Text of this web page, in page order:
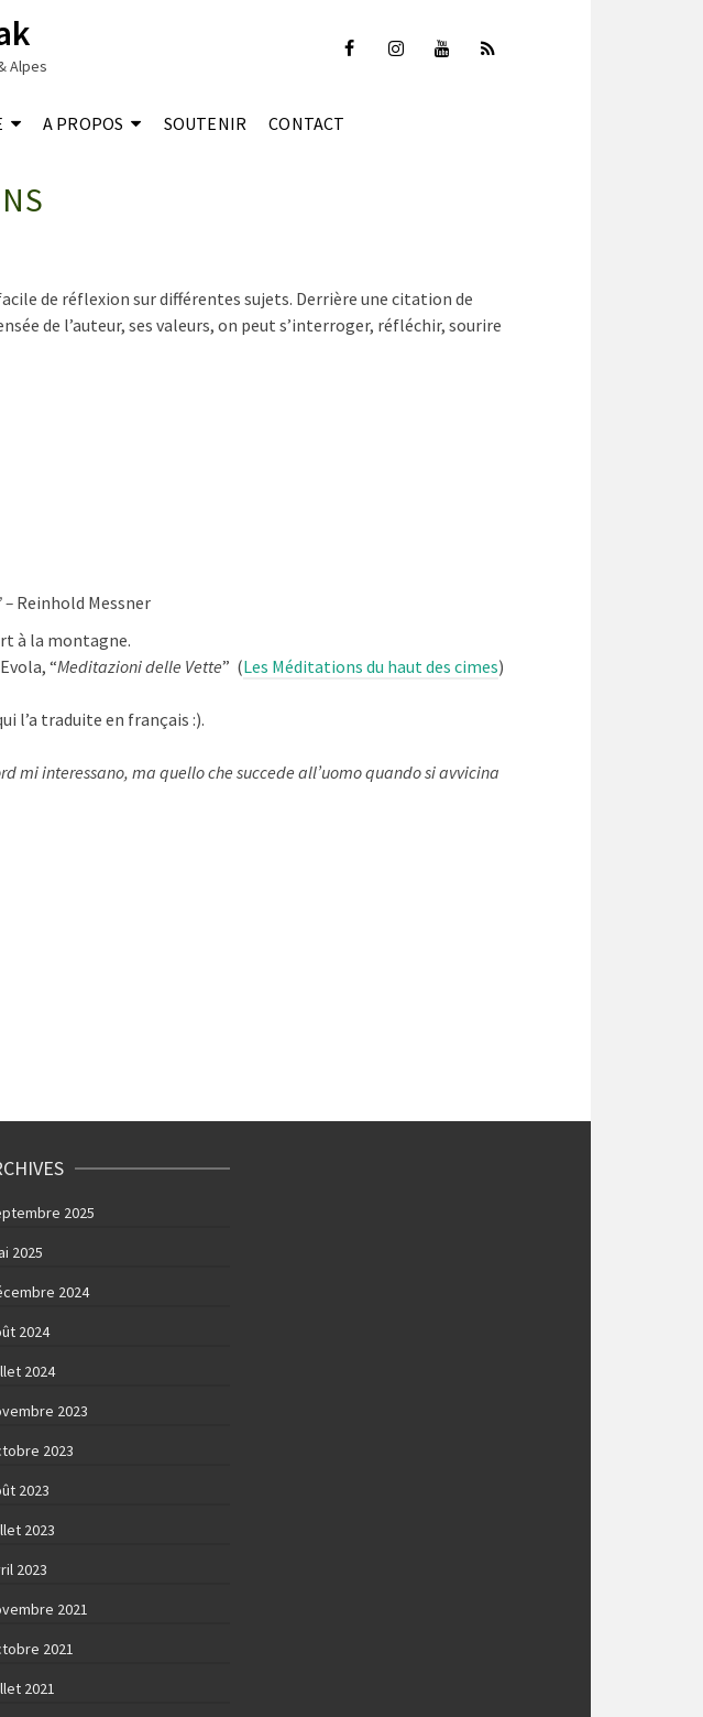
Alpes
A PROPOS SOUTENIR CONTACT
de réflexion sur différentes sujets. Derrière une citation de
de l’auteur, ses valeurs, on peut s’interroger, réfléchir, sourire
– Reinhold Messner
à la montagne.
“Meditazioni delle Vette” (Les Méditations du haut des cimes)
l’a traduite en français :).
mi interessano, ma quello che succede all’uomo quando si avvicina
2025
2025
2024
2024
2024
2023
2023
2023
2023
2023
2021
2021
2021